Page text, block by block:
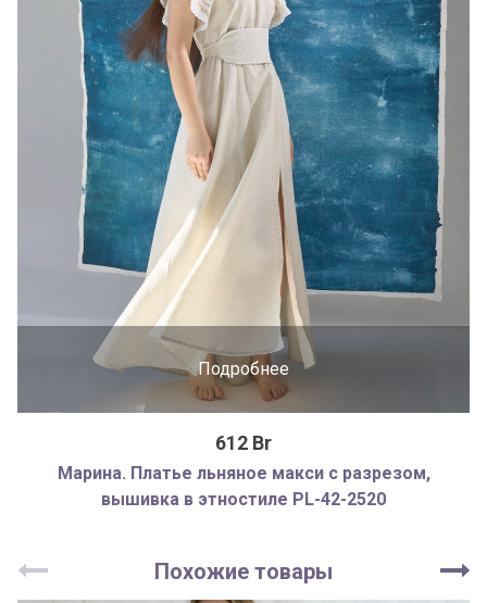
Подробнее
612 Br
Марина. Платье льняное макси с разрезом,
вышивка в этностиле PL-42-2520
Похожие товары